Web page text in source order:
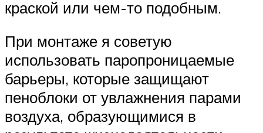
краской или чем-то подобным.
При монтаже я советую
использовать паропроницаемые
барьеры, которые защищают
пеноблоки от увлажнения парами
воздуха, образующимися в